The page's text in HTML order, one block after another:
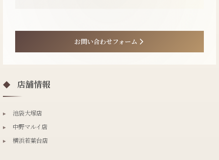
お問い合わせフォーム
◆ 店舗情報
▸
池袋大塚店
▸
中野マルイ店
▸
横浜若葉台店